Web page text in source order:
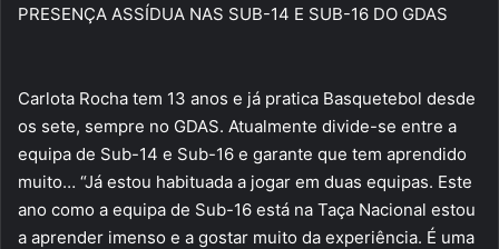
PRESENÇA ASSÍDUA NAS SUB-14 E SUB-16 DO GDAS
Carlota Rocha tem 13 anos e já pratica Basquetebol desde
os sete, sempre no GDAS. Atualmente divide-se entre a
equipa de Sub-14 e Sub-16 e garante que tem aprendido
muito… “Já estou habituada a jogar em duas equipas. Este
ano como a equipa de Sub-16 está na Taça Nacional estou
a aprender imenso e a gostar muito da experiência. É uma